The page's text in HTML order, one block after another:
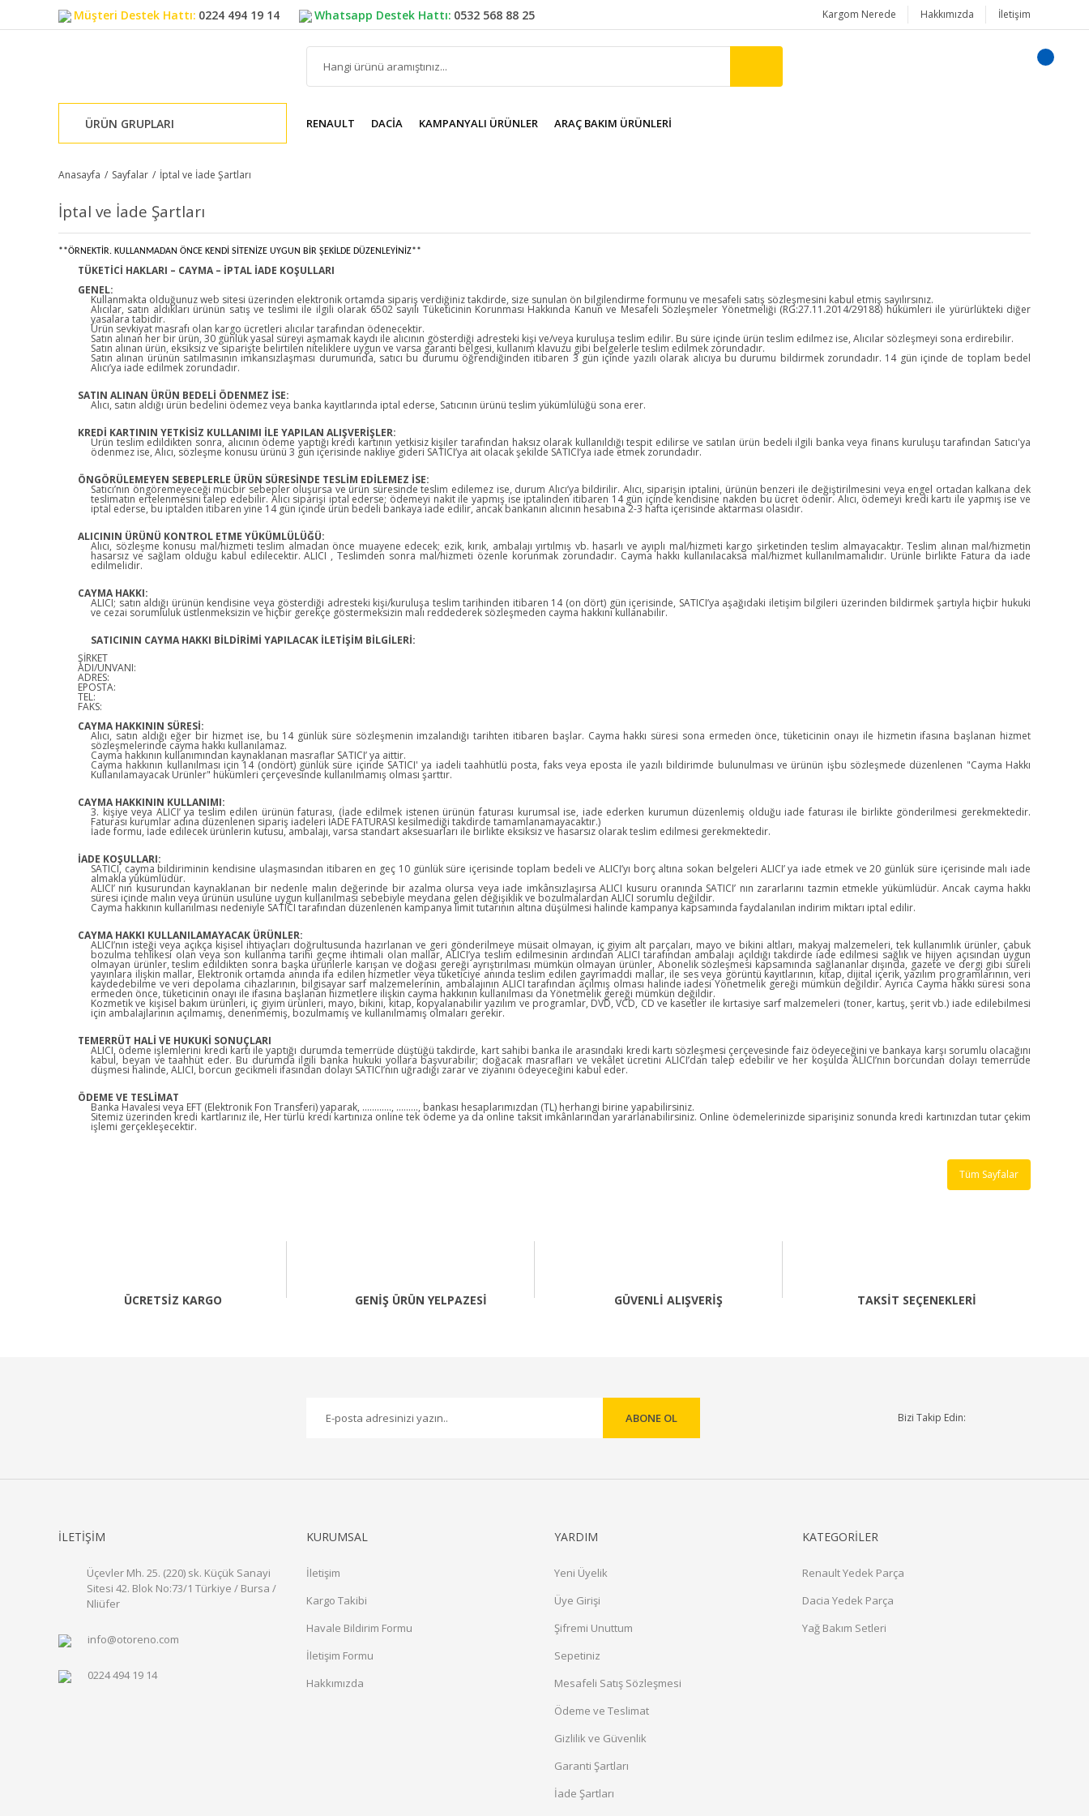
Müşteri Destek Hattı: 0224 494 19 14 Whatsapp Destek Hattı: 0532 568 88 25 Kargom Nerede Hakkımızda İletişim
ÜRÜN GRUPLARI RENAULT DACIA KAMPANYALI ÜRÜNLER ARAÇ BAKIM ÜRÜNLERI
Anasayfa Sayfalar İptal ve İade Şartları
İptal ve İade Şartları
**ÖRNEKTİR. KULLANMADAN ÖNCE KENDİ SİTENİZE UYGUN BİR ŞEKİLDE DÜZENLEYİNİZ**
TÜKETİCİ HAKLARI – CAYMA – İPTAL İADE KOŞULLARI
GENEL:
Kullanmakta olduğunuz web sitesi üzerinden elektronik ortamda sipariş verdiğiniz takdirde, size sunulan ön bilgilendirme formunu ve mesafeli satış sözleşmesini kabul etmiş sayılırsınız.
Alıcılar, satın aldıkları ürünün satış ve teslimi ile ilgili olarak 6502 sayılı Tüketicinin Korunması Hakkında Kanun ve Mesafeli Sözleşmeler Yönetmeliği (RG:27.11.2014/29188) hükümleri ile yürürlükteki diğer
yasalara tabidir.
Ürün sevkiyat masrafı olan kargo ücretleri alıcılar tarafından ödenecektir.
Satın alınan her bir ürün, 30 günlük yasal süreyi aşmamak kaydı ile alıcının gösterdiği adresteki kişi ve/veya kuruluşa teslim edilir. Bu süre içinde ürün teslim edilmez ise, Alıcılar sözleşmeyi sona erdirebilir.
Satın alınan ürün, eksiksiz ve siparişte belirtilen niteliklere uygun ve varsa garanti belgesi, kullanım klavuzu gibi belgelerle teslim edilmek zorundadır.
Satın alınan ürünün satılmasının imkansızlaşması durumunda, satıcı bu durumu öğrendiğinden itibaren 3 gün içinde yazılı olarak alıcıya bu durumu bildirmek zorundadır. 14 gün içinde de toplam bedel
Alıcı’ya iade edilmek zorundadır.
SATIN ALINAN ÜRÜN BEDELİ ÖDENMEZ İSE:
Alıcı, satın aldığı ürün bedelini ödemez veya banka kayıtlarında iptal ederse, Satıcının ürünü teslim yükümlülüğü sona erer.
KREDİ KARTININ YETKİSİZ KULLANIMI İLE YAPILAN ALIŞVERİŞLER:
Ürün teslim edildikten sonra, alıcının ödeme yaptığı kredi kartının yetkisiz kişiler tarafından haksız olarak kullanıldığı tespit edilirse ve satılan ürün bedeli ilgili banka veya finans kuruluşu tarafından Satıcı'ya
ödenmez ise, Alıcı, sözleşme konusu ürünü 3 gün içerisinde nakliye gideri SATICI’ya ait olacak şekilde SATICI’ya iade etmek zorundadır.
ÖNGÖRÜLEMEYEN SEBEPLERLE ÜRÜN SÜRESİNDE TESLİM EDİLEMEZ İSE:
Satıcı’nın öngöremeyeceği mücbir sebepler oluşursa ve ürün süresinde teslim edilemez ise, durum Alıcı’ya bildirilir. Alıcı, siparişin iptalini, ürünün benzeri ile değiştirilmesini veya engel ortadan kalkana dek
teslimatın ertelenmesini talep edebilir. Alıcı siparişi iptal ederse; ödemeyi nakit ile yapmış ise iptalinden itibaren 14 gün içinde kendisine nakden bu ücret ödenir. Alıcı, ödemeyi kredi kartı ile yapmış ise ve
iptal ederse, bu iptalden itibaren yine 14 gün içinde ürün bedeli bankaya iade edilir, ancak bankanın alıcının hesabına 2-3 hafta içerisinde aktarması olasıdır.
ALICININ ÜRÜNÜ KONTROL ETME YÜKÜMLÜLÜĞÜ:
Alıcı, sözleşme konusu mal/hizmeti teslim almadan önce muayene edecek; ezik, kırık, ambalajı yırtılmış vb. hasarlı ve ayıplı mal/hizmeti kargo şirketinden teslim almayacaktır. Teslim alınan mal/hizmetin
hasarsız ve sağlam olduğu kabul edilecektir. ALICI , Teslimden sonra mal/hizmeti özenle korunmak zorundadır. Cayma hakkı kullanılacaksa mal/hizmet kullanılmamalıdır. Ürünle birlikte Fatura da iade
edilmelidir.
CAYMA HAKKI:
ALICI; satın aldığı ürünün kendisine veya gösterdiği adresteki kişi/kuruluşa teslim tarihinden itibaren 14 (on dört) gün içerisinde, SATICI’ya aşağıdaki iletişim bilgileri üzerinden bildirmek şartıyla hiçbir hukuki
ve cezai sorumluluk üstlenmeksizin ve hiçbir gerekçe göstermeksizin malı reddederek sözleşmeden cayma hakkını kullanabilir.
SATICININ CAYMA HAKKI BİLDİRİMİ YAPILACAK İLETİŞİM BİLGİLERİ:
ŞİRKET
ADI/UNVANI:
ADRES:
EPOSTA:
TEL:
FAKS:
CAYMA HAKKININ SÜRESİ:
Alıcı, satın aldığı eğer bir hizmet ise, bu 14 günlük süre sözleşmenin imzalandığı tarihten itibaren başlar. Cayma hakkı süresi sona ermeden önce, tüketicinin onayı ile hizmetin ifasına başlanan hizmet
sözleşmelerinde cayma hakkı kullanılamaz.
Cayma hakkının kullanımından kaynaklanan masraflar SATICI’ ya aittir.
Cayma hakkının kullanılması için 14 (ondört) günlük süre içinde SATICI' ya iadeli taahhütlü posta, faks veya eposta ile yazılı bildirimde bulunulması ve ürünün işbu sözleşmede düzenlenen "Cayma Hakkı
Kullanılamayacak Ürünler" hükümleri çerçevesinde kullanılmamış olması şarttır.
CAYMA HAKKININ KULLANIMI:
3. kişiye veya ALICI’ ya teslim edilen ürünün faturası, (İade edilmek istenen ürünün faturası kurumsal ise, iade ederken kurumun düzenlemiş olduğu iade faturası ile birlikte gönderilmesi gerekmektedir.
Faturası kurumlar adına düzenlenen sipariş iadeleri İADE FATURASI kesilmediği takdirde tamamlanamayacaktır.)
İade formu, İade edilecek ürünlerin kutusu, ambalajı, varsa standart aksesuarları ile birlikte eksiksiz ve hasarsız olarak teslim edilmesi gerekmektedir.
İADE KOŞULLARI:
SATICI, cayma bildiriminin kendisine ulaşmasından itibaren en geç 10 günlük süre içerisinde toplam bedeli ve ALICI’yı borç altına sokan belgeleri ALICI’ ya iade etmek ve 20 günlük süre içerisinde malı iade
almakla yükümlüdür.
ALICI’ nın kusurundan kaynaklanan bir nedenle malın değerinde bir azalma olursa veya iade imkânsızlaşırsa ALICI kusuru oranında SATICI’ nın zararlarını tazmin etmekle yükümlüdür. Ancak cayma hakkı
süresi içinde malın veya ürünün usulüne uygun kullanılması sebebiyle meydana gelen değişiklik ve bozulmalardan ALICI sorumlu değildir.
Cayma hakkının kullanılması nedeniyle SATICI tarafından düzenlenen kampanya limit tutarının altına düşülmesi halinde kampanya kapsamında faydalanılan indirim miktarı iptal edilir.
CAYMA HAKKI KULLANILAMAYACAK ÜRÜNLER:
ALICI’nın isteği veya açıkça kişisel ihtiyaçları doğrultusunda hazırlanan ve geri gönderilmeye müsait olmayan, iç giyim alt parçaları, mayo ve bikini altları, makyaj malzemeleri, tek kullanımlık ürünler, çabuk
bozulma tehlikesi olan veya son kullanma tarihi geçme ihtimali olan mallar, ALICI’ya teslim edilmesinin ardından ALICI tarafından ambalajı açıldığı takdirde iade edilmesi sağlık ve hijyen açısından uygun
olmayan ürünler, teslim edildikten sonra başka ürünlerle karışan ve doğası gereği ayrıştırılması mümkün olmayan ürünler, Abonelik sözleşmesi kapsamında sağlananlar dışında, gazete ve dergi gibi süreli
yayınlara ilişkin mallar, Elektronik ortamda anında ifa edilen hizmetler veya tüketiciye anında teslim edilen gayrimaddi mallar, ile ses veya görüntü kayıtlarının, kitap, dijital içerik, yazılım programlarının, veri
kaydedebilme ve veri depolama cihazlarının, bilgisayar sarf malzemelerinin, ambalajının ALICI tarafından açılmış olması halinde iadesi Yönetmelik gereği mümkün değildir. Ayrıca Cayma hakkı süresi sona
ermeden önce, tüketicinin onayı ile ifasına başlanan hizmetlere ilişkin cayma hakkının kullanılması da Yönetmelik gereği mümkün değildir.
Kozmetik ve kişisel bakım ürünleri, iç giyim ürünleri, mayo, bikini, kitap, kopyalanabilir yazılım ve programlar, DVD, VCD, CD ve kasetler ile kırtasiye sarf malzemeleri (toner, kartuş, şerit vb.) iade edilebilmesi
için ambalajlarının açılmamış, denenmemiş, bozulmamış ve kullanılmamış olmaları gerekir.
TEMERRÜT HALİ VE HUKUKİ SONUÇLARI
ALICI, ödeme işlemlerini kredi kartı ile yaptığı durumda temerrüde düştüğü takdirde, kart sahibi banka ile arasındaki kredi kartı sözleşmesi çerçevesinde faiz ödeyeceğini ve bankaya karşı sorumlu olacağını
kabul, beyan ve taahhüt eder. Bu durumda ilgili banka hukuki yollara başvurabilir; doğacak masrafları ve vekâlet ücretini ALICI’dan talep edebilir ve her koşulda ALICI’nın borcundan dolayı temerrüde
düşmesi halinde, ALICI, borcun gecikmeli ifasından dolayı SATICI’nın uğradığı zarar ve ziyanını ödeyeceğini kabul eder.
ÖDEME VE TESLİMAT
Banka Havalesi veya EFT (Elektronik Fon Transferi) yaparak, ............, ........., bankası hesaplarımızdan (TL) herhangi birine yapabilirsiniz.
Sitemiz üzerinden kredi kartlarınız ile, Her türlü kredi kartınıza online tek ödeme ya da online taksit imkânlarından yararlanabilirsiniz. Online ödemelerinizde siparişiniz sonunda kredi kartınızdan tutar çekim
işlemi gerçekleşecektir.
Tüm Sayfalar
ÜCRETSİZ KARGO GENİŞ ÜRÜN YELPAZESİ GÜVENLİ ALIŞVERİŞ TAKSİT SEÇENEKLERİ
ABONE OL Bizi Takip Edin:
İLETİŞİM
Üçevler Mh. 25. (220) sk. Küçük Sanayi
Sitesi 42. Blok No:73/1 Türkiye / Bursa /
Nliüfer
info@otoreno.com
0224 494 19 14
KURUMSAL
İletişim
Kargo Takibi
Havale Bildirim Formu
İletişim Formu
Hakkımızda
YARDIM
Yeni Üyelik
Üye Girişi
Şifremi Unuttum
Sepetiniz
Mesafeli Satış Sözleşmesi
Ödeme ve Teslimat
Gizlilik ve Güvenlik
Garanti Şartları
İade Şartları
KATEGORİLER
Renault Yedek Parça
Dacia Yedek Parça
Yağ Bakım Setleri